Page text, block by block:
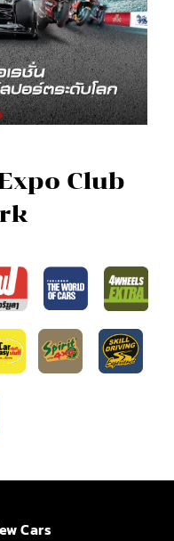
Club
Cars